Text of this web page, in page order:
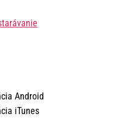
Android
iTunes